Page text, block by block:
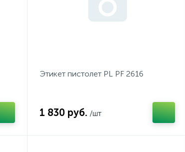
Этикет пистолет PL PF 2616
1 830 руб. /шт